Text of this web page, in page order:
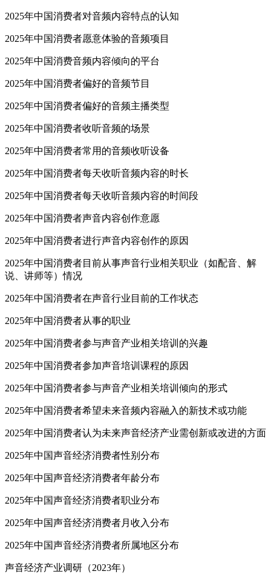
2025年中国消费者对音频内容特点的认知
2025年中国消费者愿意体验的音频项目
2025年中国消费音频内容倾向的平台
2025年中国消费者偏好的音频节目
2025年中国消费者偏好的音频主播类型
2025年中国消费者收听音频的场景
2025年中国消费者常用的音频收听设备
2025年中国消费者每天收听音频内容的时长
2025年中国消费者每天收听音频内容的时间段
2025年中国消费者声音内容创作意愿
2025年中国消费者进行声音内容创作的原因
2025年中国消费者目前从事声音行业相关职业（如配音、解
说、讲师等）情况
2025年中国消费者在声音行业目前的工作状态
2025年中国消费者从事的职业
2025年中国消费者参与声音产业相关培训的兴趣
2025年中国消费者参加声音培训课程的原因
2025年中国消费者参与声音产业相关培训倾向的形式
2025年中国消费者希望未来音频内容融入的新技术或功能
2025年中国消费者认为未来声音经济产业需创新或改进的方面
2025年中国声音经济消费者性别分布
2025年中国声音经济消费者年龄分布
2025年中国声音经济消费者职业分布
2025年中国声音经济消费者月收入分布
2025年中国声音经济消费者所属地区分布
声音经济产业调研（2023年）